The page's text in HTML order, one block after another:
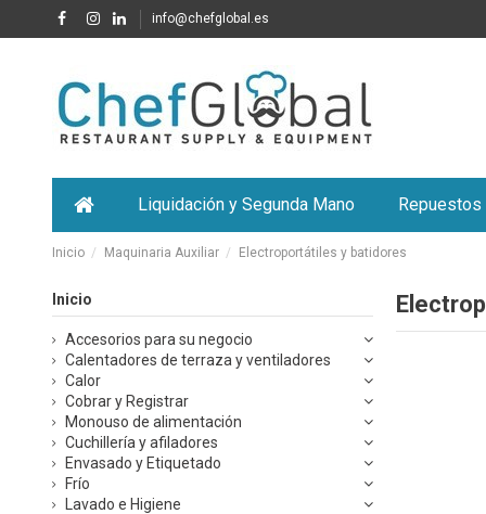
info@chefglobal.es
Liquidación y Segunda Mano Repuestos
Inicio Maquinaria Auxiliar Electroportátiles y batidores
Inicio
Accesorios para su negocio
Calentadores de terraza y ventiladores
Calor
Cobrar y Registrar
Monouso de alimentación
Cuchillería y afiladores
Envasado y Etiquetado
Frío
Lavado e Higiene